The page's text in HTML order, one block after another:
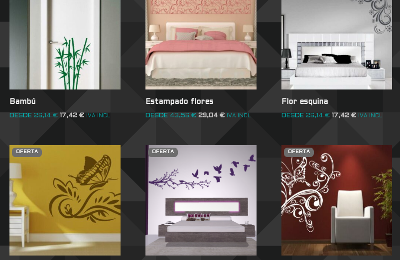
Bambú
DESDE 26,14€ 17,42€ IVA INCL
Estampado flores
DESDE 43,56€ 29,04 € IVA INCL
Flor esquina
DESDE 26,14€ 17,42 € IVA INCL
OFERTA OFERTA OFERTA